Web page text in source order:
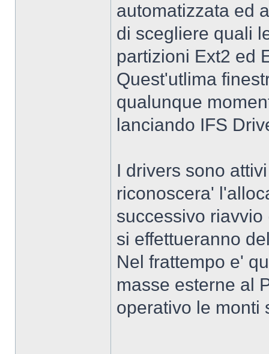
automatizzata ed
di scegliere quali
partizioni Ext2 ed
Quest'utlima
qualunque
lanciando IFS
I drivers sono
riconoscera'
successivo
si effettueranno
Nel frattempo e'
masse esterne al
operativo le monti